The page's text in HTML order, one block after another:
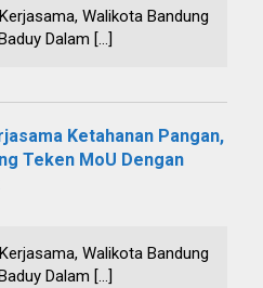
Walikota Bandung
Dalam […]
Ketahanan Pangan,
Teken MoU Dengan
Walikota Bandung
Dalam […]